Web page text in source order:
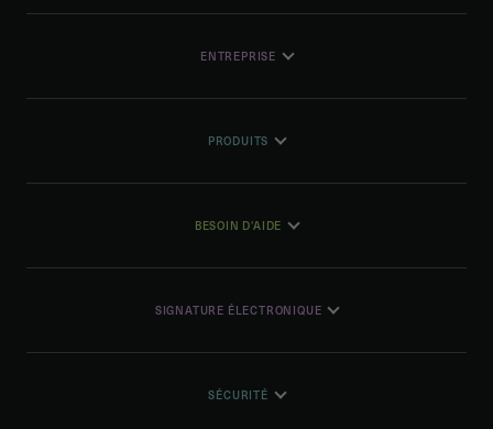
ENTREPRISE
PRODUITS
BESOIN D'AIDE
SIGNATURE ÉLECTRONIQUE
SÉCURITÉ